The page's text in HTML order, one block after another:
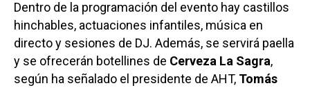
Dentro de la programación del evento hay castillos
hinchables, actuaciones infantiles, música en
directo y sesiones de DJ. Además, se servirá paella
y se ofrecerán botellines de Cerveza La Sagra,
según ha señalado el presidente de AHT, Tomás